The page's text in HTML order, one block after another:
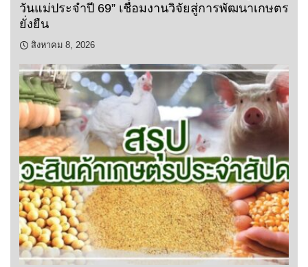
วันแม่ประจำปี 69” เชื่อมงานวิจัยสู่การพัฒนาเกษตร
ยั่งยืน
สิงหาคม 8, 2026